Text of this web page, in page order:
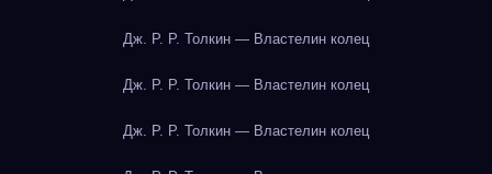
Дж. Р. Р. Толкин — Властелин колец
Дж. Р. Р. Толкин — Властелин колец
Дж. Р. Р. Толкин — Властелин колец